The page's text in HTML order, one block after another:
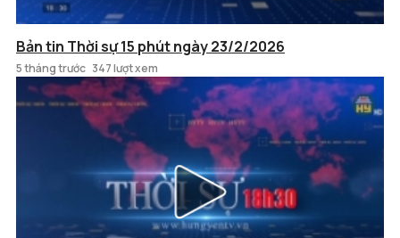
Bản tin Thời sự 15 phút ngày 23/2/2026
5 tháng trước 347 lượt xem